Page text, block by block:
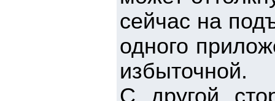
сейчас на
одного
избыточной.